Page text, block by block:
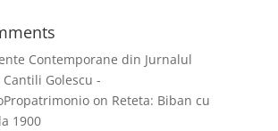
Contemporane din Jurnalul
Golescu -
on Reteta: Biban cu
1900